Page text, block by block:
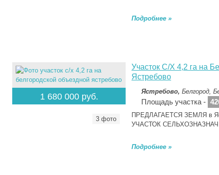
Подробнее »
1 680 000 руб.
3 фото
Участок С/Х 4,2 га на
Ястребово
Ястребово, Белгород,
Площадь участка -
ПРЕДЛАГАЕТСЯ ЗЕМЛЯ в
УЧАСТОК
Подробнее »